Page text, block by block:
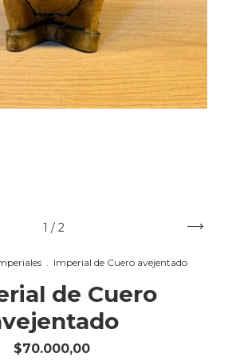
1 / 2
Imperial de Cuero avejentado
de Cuero
$70.000,00